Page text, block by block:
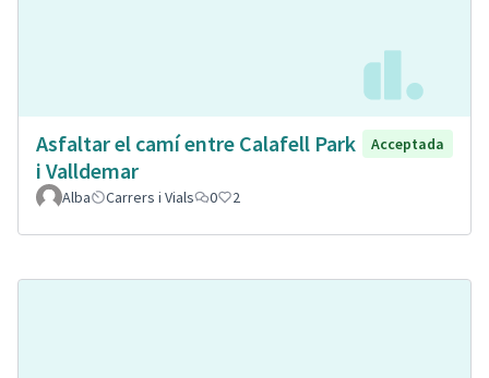
Asfaltar el camí entre Calafell Park
i Valldemar
Acceptada
Alba Carrers i Vials 0 2